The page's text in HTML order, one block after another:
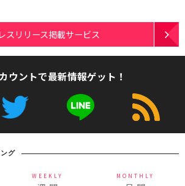
スリリース掲載サービス
ウントで最新情報ゲット！
グ
WEEKLY MONTHLY